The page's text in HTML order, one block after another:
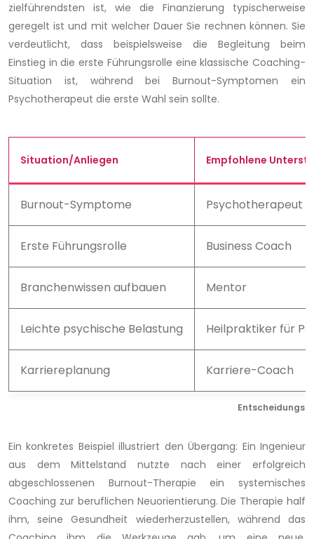
zielführendsten ist, wie die Finanzierung typischerweise
geregelt ist und mit welcher Dauer Sie rechnen können. Sie
verdeutlicht, dass beispielsweise die Begleitung beim
Einstieg in die erste Führungsrolle eine klassische Coaching-
Situation ist, während bei Burnout-Symptomen ein
Psychotherapeut die erste Wahl sein sollte.
Situation/Anliegen Empfohlene
Burnout-Symptome Psychotherapeut
Erste Führungsrolle Business Coach
Branchenwissen aufbauen Mentor
Leichte psychische Belastung Heilpraktiker für
Karriereplanung Karriere-Coach
Ein konkretes Beispiel illustriert den Übergang: Ein Ingenieur
aus dem Mittelstand nutzte nach einer erfolgreich
abgeschlossenen Burnout-Therapie ein systemisches
Coaching zur beruflichen Neuorientierung. Die Therapie half
ihm, seine Gesundheit wiederherzustellen, während das